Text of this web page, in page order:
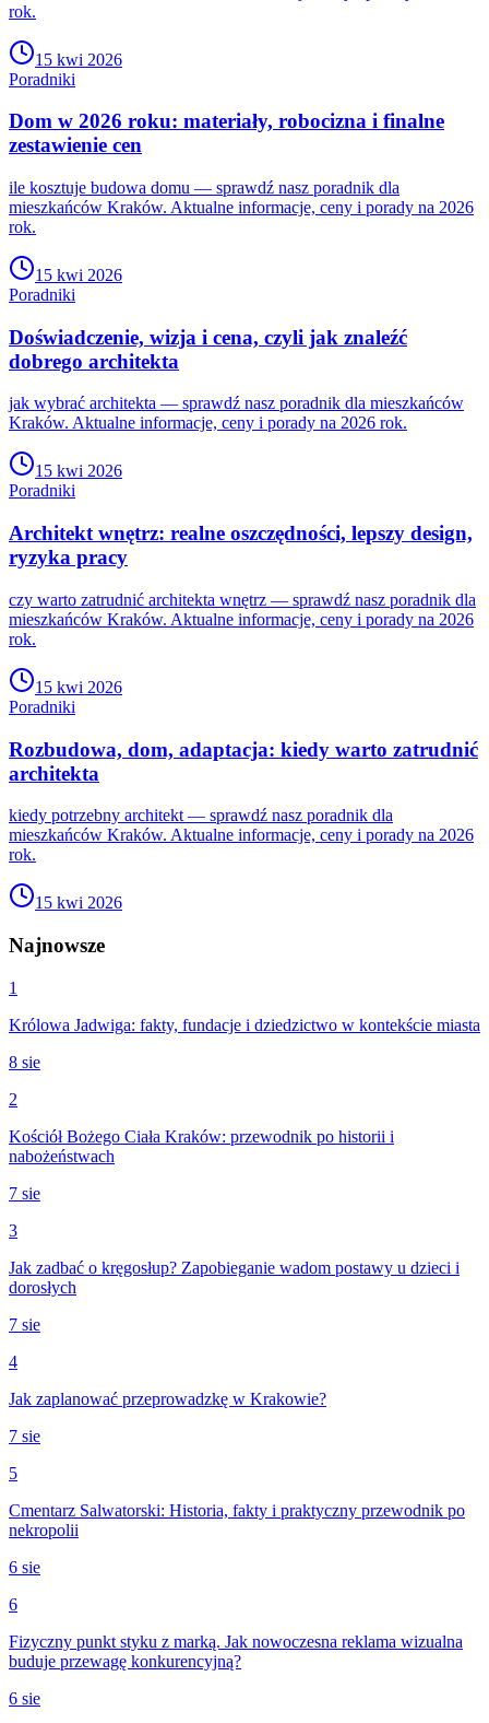
rok.
15 kwi 2026
Poradniki
Dom w 2026 roku: materiały, robocizna i finalne
zestawienie cen
ile kosztuje budowa domu — sprawdź nasz poradnik dla
mieszkańców Kraków. Aktualne informacje, ceny i porady na 2026
rok.
15 kwi 2026
Poradniki
Doświadczenie, wizja i cena, czyli jak znaleźć
dobrego architekta
jak wybrać architekta — sprawdź nasz poradnik dla mieszkańców
Kraków. Aktualne informacje, ceny i porady na 2026 rok.
15 kwi 2026
Poradniki
Architekt wnętrz: realne oszczędności, lepszy design,
ryzyka pracy
czy warto zatrudnić architekta wnętrz — sprawdź nasz poradnik dla
mieszkańców Kraków. Aktualne informacje, ceny i porady na 2026
rok.
15 kwi 2026
Poradniki
Rozbudowa, dom, adaptacja: kiedy warto zatrudnić
architekta
kiedy potrzebny architekt — sprawdź nasz poradnik dla
mieszkańców Kraków. Aktualne informacje, ceny i porady na 2026
rok.
15 kwi 2026
Najnowsze
1
Królowa Jadwiga: fakty, fundacje i dziedzictwo w kontekście miasta
8 sie
2
Kościół Bożego Ciała Kraków: przewodnik po historii i
nabożeństwach
7 sie
3
Jak zadbać o kręgosłup? Zapobieganie wadom postawy u dzieci i
dorosłych
7 sie
4
Jak zaplanować przeprowadzkę w Krakowie?
7 sie
5
Cmentarz Salwatorski: Historia, fakty i praktyczny przewodnik po
nekropolii
6 sie
6
Fizyczny punkt styku z marką. Jak nowoczesna reklama wizualna
buduje przewagę konkurencyjną?
6 sie